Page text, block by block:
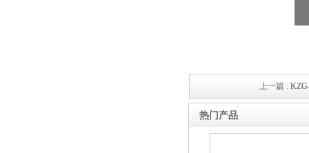
上一篇 :
热门产品